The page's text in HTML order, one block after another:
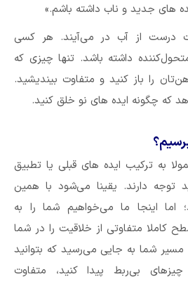
های جدید و ناب داشته باشم.»
درست از آب در می‌آیند. هر کسی
داشته باشد. تنها چیزی که
را باز کنید و متفاوت بیندیشید.
که چگونه ایده های نو خلق کنید.
به ترکیب ایده های قبلی یا تطبیق
توجه دارند. یقینا می‌شود با همین
اما اینجا ما می‌خواهیم شما را به
کاملا متفاوتی از خلاقیت را در شما
مسیر شما به جایی می‌رسید که بتوانید
بی‌ربط پیدا کنید، متفاوت